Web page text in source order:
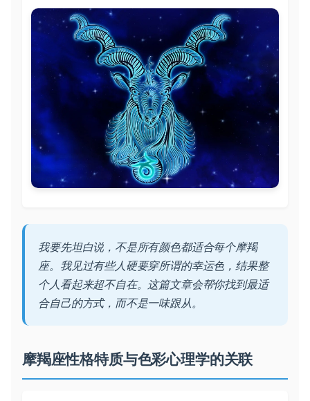
我要先坦白说，不是所有颜色都适合每个摩羯
座。我见过有些人硬要穿所谓的幸运色，结果整
个人看起来超不自在。这篇文章会帮你找到最适
合自己的方式，而不是一味跟从。
摩羯座性格特质与色彩心理学的关联